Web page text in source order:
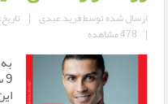
ارسال شده توسطفرید عبدی | تاریخ: 30 اکتبر 2018
| 478 مشاهده